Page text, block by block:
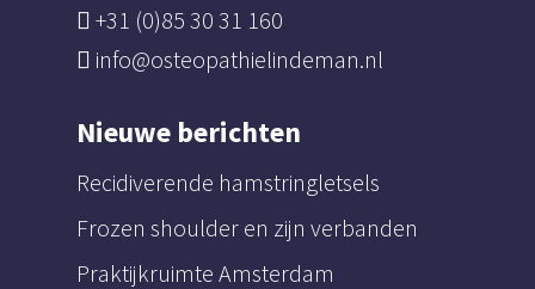
+31 (0)85 30 31 160
info@osteopathielindeman.nl
Nieuwe berichten
Recidiverende hamstringletsels
Frozen shoulder en zijn verbanden
Praktijkruimte Amsterdam